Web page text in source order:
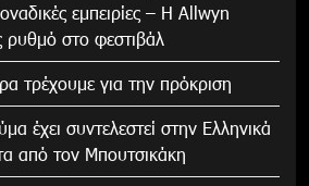
εμπειρίες – Η Allwyn
ρυθμό στο φεστιβάλ
τρέχουμε για την πρόκριση
έχει συντελεστεί στην Ελληνικά
από τον Μπουτσικάκη